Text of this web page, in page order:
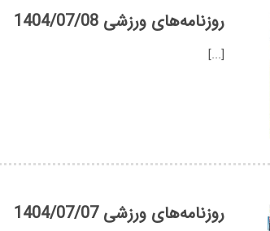
روزنامه‌های ورزشی 1404/07/08
[...]
روزنامه‌های ورزشی 1404/07/07